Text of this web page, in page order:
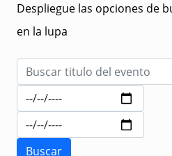
Despliegue las opciones de
en la lupa